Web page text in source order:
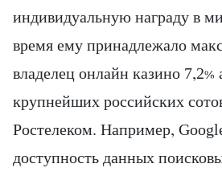
индивидуальную награду в
время ему принадлежало
владелец онлайн казино 7,2%
крупнейших российских
Ростелеком. Например,
доступность данных